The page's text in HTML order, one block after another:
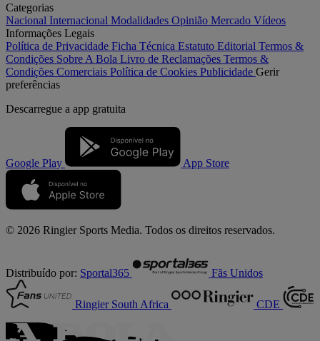
Categorias
Nacional Internacional Modalidades Opinião Mercado Vídeos
Informações Legais
Política de Privacidade Ficha Técnica Estatuto Editorial Termos &
Condições Sobre A Bola Livro de Reclamações Termos &
Condições Comerciais Política de Cookies Publicidade Gerir
preferências
Descarregue a app gratuita
Google Play App Store
© 2026 Ringier Sports Media. Todos os direitos reservados.
Distribuído por: Sportal365 Fãs Unidos
Ringier South Africa CDE